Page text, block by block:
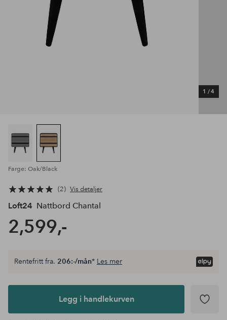
1 /4
Farge: Oak/Black
2 Vis detaljer
Loft24 Nattbord Chantal
2,599,-
Legg i
Rentefritt fra. 206:-/mån* Les mer
Legg i handlekurven